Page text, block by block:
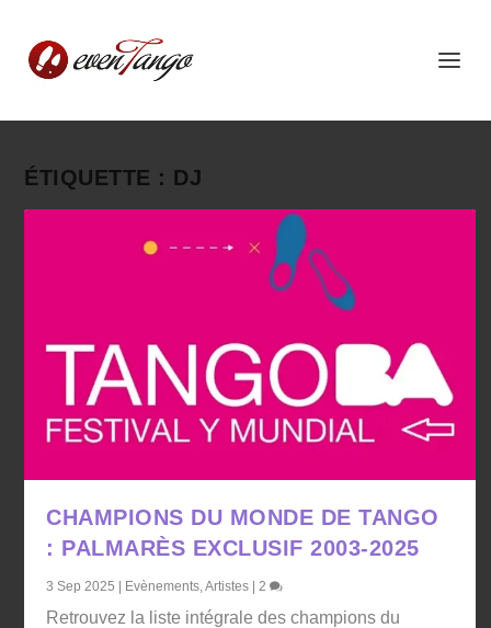
ÉTIQUETTE : DJ
CHAMPIONS DU MONDE DE TANGO
: PALMARÈS EXCLUSIF 2003-2025
3 Sep 2025 | Evènements ,Artistes | 2
Retrouvez la liste intégrale des champions du